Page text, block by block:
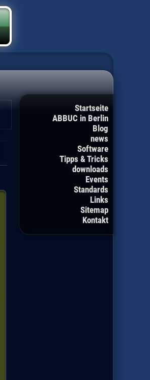
Startseite
ABBUC in Berlin
Blog
news
Software
Tipps & Tricks
downloads
Events
Standards
Links
Sitemap
Kontakt